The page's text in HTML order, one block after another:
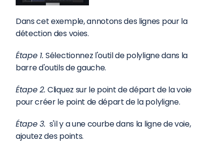
Dans cet exemple, annotons des lignes pour la
détection des voies.
Étape 1. Sélectionnez l'outil de polyligne dans la
barre d'outils de gauche.
Étape 2. Cliquez sur le point de départ de la voie
pour créer le point de départ de la polyligne.
Étape 3. s'il y a une courbe dans la ligne de voie,
ajoutez des points.